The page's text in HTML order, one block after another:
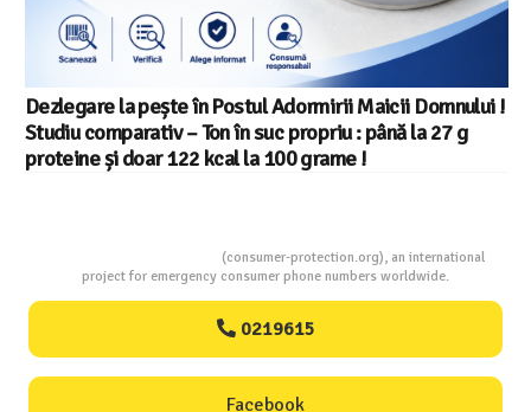
Dezlegare la pește în Postul Adormirii Maicii Domnului !
Studiu comparativ – Ton în suc propriu : până la 27 g
proteine și doar 122 kcal la 100 grame !
(consumer-protection.org), an international
project for emergency consumer phone numbers worldwide.
0219615
Facebook